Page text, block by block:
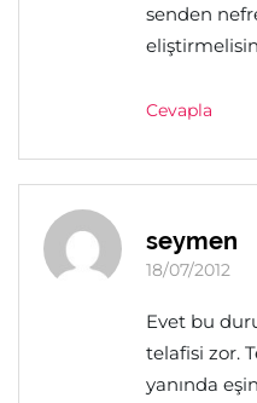
senden
Cevapla
seymen
18/07/2012
Evet bu
telafisi zor.
yanında